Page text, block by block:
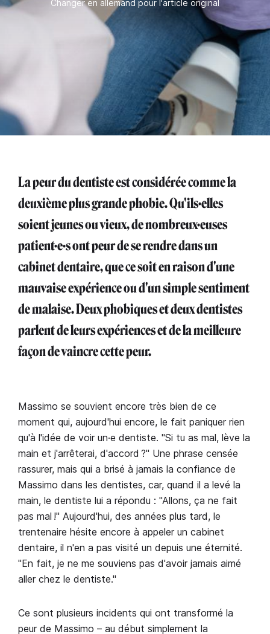
Changer en allemand pour l'article original
La peur du dentiste est considérée comme la
deuxième plus grande phobie. Qu'ils·elles
soient jeunes ou vieux, de nombreux·euses
patient·e·s ont peur de se rendre dans un
cabinet dentaire, que ce soit en raison d'une
mauvaise expérience ou d'un simple sentiment
de malaise. Deux phobiques et deux dentistes
parlent de leurs expériences et de la meilleure
façon de vaincre cette peur.
Massimo se souvient encore très bien de ce
moment qui, aujourd'hui encore, le fait paniquer rien
qu'à l'idée de voir un·e dentiste. "Si tu as mal, lève la
main et j'arrêterai, d'accord ?" Une phrase censée
rassurer, mais qui a brisé à jamais la confiance de
Massimo dans les dentistes, car, quand il a levé la
main, le dentiste lui a répondu : "Allons, ça ne fait
pas mal !" Aujourd'hui, des années plus tard, le
trentenaire hésite encore à appeler un cabinet
dentaire, il n'en a pas visité un depuis une éternité.
"En fait, je ne me souviens pas d'avoir jamais aimé
aller chez le dentiste."
Ce sont plusieurs incidents qui ont transformé la
peur de Massimo – au début simplement la